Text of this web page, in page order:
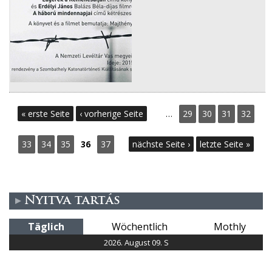
e
n
« erste Seite ‹ vorherige Seite … 29 30 31 32
33 34 35 36 37 nächste Seite › letzte Seite »
Nyitva tartás
Täglich Wöchentlich Mothly
2026. August 09. S